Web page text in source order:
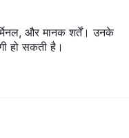
और मानक शर्तें। उनके
हो सकती है।